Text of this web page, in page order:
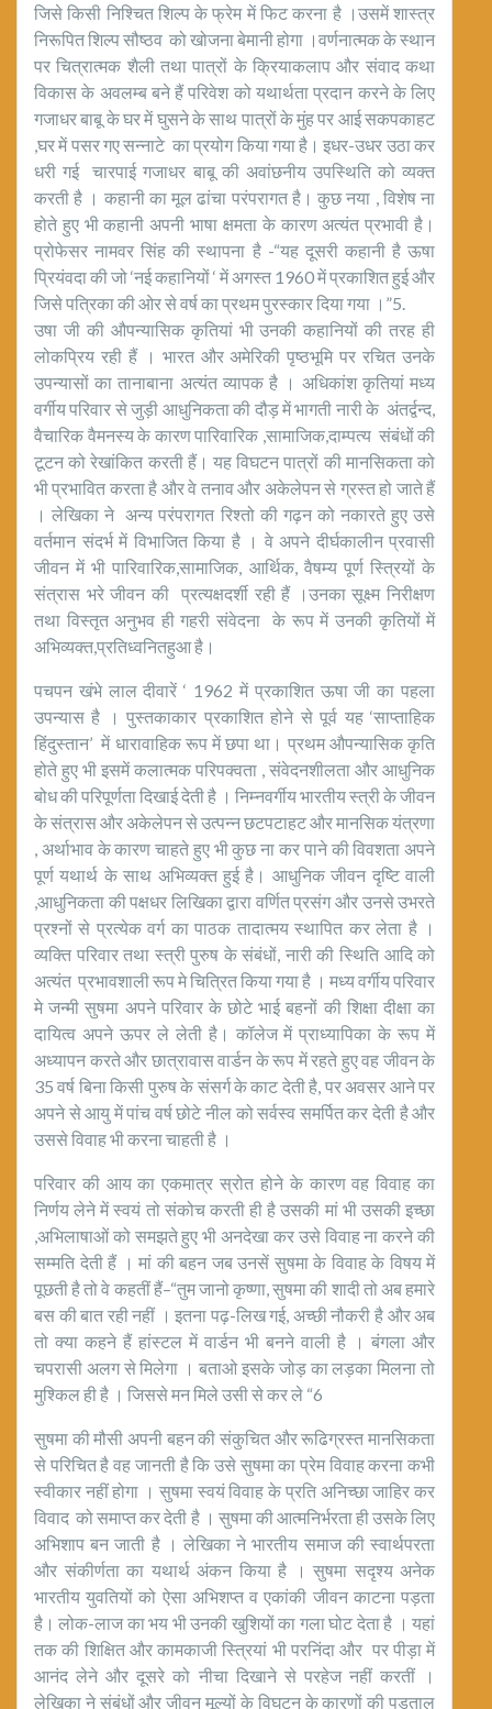
जिसे किसी निश्चित शिल्प के फ्रेम में फिट करना है ।उसमें शास्त्र
निरूपित शिल्प सौष्ठव को खोजना बेमानी होगा ।वर्णनात्मक के स्थान
पर चित्रात्मक शैली तथा पात्रों के क्रियाकलाप और संवाद कथा
विकास के अवलम्ब बने हैं परिवेश को यथार्थता प्रदान करने के लिए
गजाधर बाबू के घर में घुसने के साथ पात्रों के मुंह पर आई सकपकाहट
,घर में पसर गए सन्नाटे का प्रयोग किया गया है। इधर-उधर उठा कर
धरी गई चारपाई गजाधर बाबू की अवांछनीय उपस्थिति को व्यक्त
करती है । कहानी का मूल ढांचा परंपरागत है। कुछ नया , विशेष ना
होते हुए भी कहानी अपनी भाषा क्षमता के कारण अत्यंत प्रभावी है।
प्रोफेसर नामवर सिंह की स्थापना है -“यह दूसरी कहानी है ऊषा
प्रियंवदा की जो ‘नई कहानियों ‘ में अगस्त 1960 में प्रकाशित हुई और
जिसे पत्रिका की ओर से वर्ष का प्रथम पुरस्कार दिया गया ।”5.
उषा जी की औपन्यासिक कृतियां भी उनकी कहानियों की तरह ही
लोकप्रिय रही हैं । भारत और अमेरिकी पृष्ठभूमि पर रचित उनके
उपन्यासों का तानाबाना अत्यंत व्यापक है । अधिकांश कृतियां मध्य
वर्गीय परिवार से जुड़ी आधुनिकता की दौड़ में भागती नारी के अंतर्द्वन्द,
वैचारिक वैमनस्य के कारण पारिवारिक ,सामाजिक,दाम्पत्य संबंधों की
टूटन को रेखांकित करती हैं। यह विघटन पात्रों की मानसिकता को
भी प्रभावित करता है और वे तनाव और अकेलेपन से ग्रस्त हो जाते हैं
। लेखिका ने अन्य परंपरागत रिश्तो की गढ़न को नकारते हुए उसे
वर्तमान संदर्भ में विभाजित किया है । वे अपने दीर्घकालीन प्रवासी
जीवन में भी पारिवारिक,सामाजिक, आर्थिक, वैषम्य पूर्ण स्त्रियों के
संत्रास भरे जीवन की प्रत्यक्षदर्शी रही हैं ।उनका सूक्ष्म निरीक्षण
तथा विस्तृत अनुभव ही गहरी संवेदना के रूप में उनकी कृतियों में
अभिव्यक्त,प्रतिध्वनितहुआ है।
पचपन खंभे लाल दीवारें ‘ 1962 में प्रकाशित ऊषा जी का पहला
उपन्यास है । पुस्तकाकार प्रकाशित होने से पूर्व यह ‘साप्ताहिक
हिंदुस्तान’ में धारावाहिक रूप में छपा था। प्रथम औपन्यासिक कृति
होते हुए भी इसमें कलात्मक परिपक्वता , संवेदनशीलता और आधुनिक
बोध की परिपूर्णता दिखाई देती है । निम्नवर्गीय भारतीय स्त्री के जीवन
के संत्रास और अकेलेपन से उत्पन्न छटपटाहट और मानसिक यंत्रणा
, अर्थाभाव के कारण चाहते हुए भी कुछ ना कर पाने की विवशता अपने
पूर्ण यथार्थ के साथ अभिव्यक्त हुई है। आधुनिक जीवन दृष्टि वाली
,आधुनिकता की पक्षधर लिखिका द्वारा वर्णित प्रसंग और उनसे उभरते
प्रश्नों से प्रत्येक वर्ग का पाठक तादात्मय स्थापित कर लेता है ।
व्यक्ति परिवार तथा स्त्री पुरुष के संबंधों, नारी की स्थिति आदि को
अत्यंत प्रभावशाली रूप मे चित्रित किया गया है । मध्य वर्गीय परिवार
मे जन्मी सुषमा अपने परिवार के छोटे भाई बहनों की शिक्षा दीक्षा का
दायित्व अपने ऊपर ले लेती है। कॉलेज में प्राध्यापिका के रूप में
अध्यापन करते और छात्रावास वार्डन के रूप में रहते हुए वह जीवन के
35 वर्ष बिना किसी पुरुष के संसर्ग के काट देती है, पर अवसर आने पर
अपने से आयु में पांच वर्ष छोटे नील को सर्वस्व समर्पित कर देती है और
उससे विवाह भी करना चाहती है ।
परिवार की आय का एकमात्र स्रोत होने के कारण वह विवाह का
निर्णय लेने में स्वयं तो संकोच करती ही है उसकी मां भी उसकी इच्छा
,अभिलाषाओं को समझते हुए भी अनदेखा कर उसे विवाह ना करने की
सम्मति देती हैं । मां की बहन जब उनसें सुषमा के विवाह के विषय में
पूछती है तो वे कहतीं हैं–“तुम जानो कृष्णा, सुषमा की शादी तो अब हमारे
बस की बात रही नहीं । इतना पढ़-लिख गई, अच्छी नौकरी है और अब
तो क्या कहने हैं हांस्टल में वार्डन भी बनने वाली है । बंगला और
चपरासी अलग से मिलेगा । बताओ इसके जोड़ का लड़का मिलना तो
मुश्किल ही है । जिससे मन मिले उसी से कर ले “6
सुषमा की मौसी अपनी बहन की संकुचित और रूढिग्रस्त मानसिकता
से परिचित है वह जानती है कि उसे सुषमा का प्रेम विवाह करना कभी
स्वीकार नहीं होगा । सुषमा स्वयं विवाह के प्रति अनिच्छा जाहिर कर
विवाद को समाप्त कर देती है । सुषमा की आत्मनिर्भरता ही उसके लिए
अभिशाप बन जाती है । लेखिका ने भारतीय समाज की स्वार्थपरता
और संकीर्णता का यथार्थ अंकन किया है । सुषमा सदृश्य अनेक
भारतीय युवतियों को ऐसा अभिशप्त व एकांकी जीवन काटना पड़ता
है। लोक-लाज का भय भी उनकी खुशियों का गला घोट देता है । यहां
तक की शिक्षित और कामकाजी स्त्रियां भी परनिंदा और पर पीड़ा में
आनंद लेने और दूसरे को नीचा दिखाने से परहेज नहीं करतीं ।
लेखिका ने संबंधों और जीवन मूल्यों के विघटन के कारणों की पड़ताल